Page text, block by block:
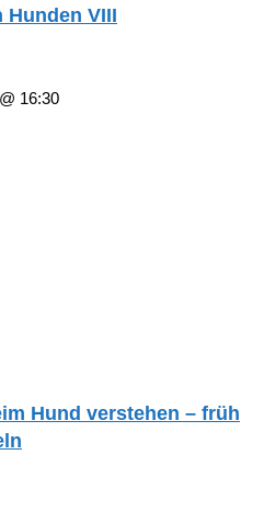
VIII
16:30
Hund verstehen – früh